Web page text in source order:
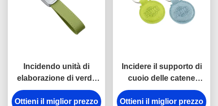
Incidendo unità di
elaborazione di verde
del nastro le catene
chiave la di cuoio
Ottieni il miglior prezzo
Incidere il supporto di
cuoio delle catene
chiave dell'unità di
elaborazione di logo
Ottieni il miglior prezzo